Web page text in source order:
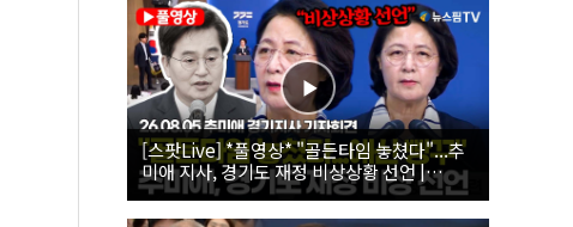
[스팟Live] *풀영상* "골든타임 놓쳤다"...추
미애 지사, 경기도 재정 비상상황 선언 |
26.08.05 추미애 경기지사 기자회견